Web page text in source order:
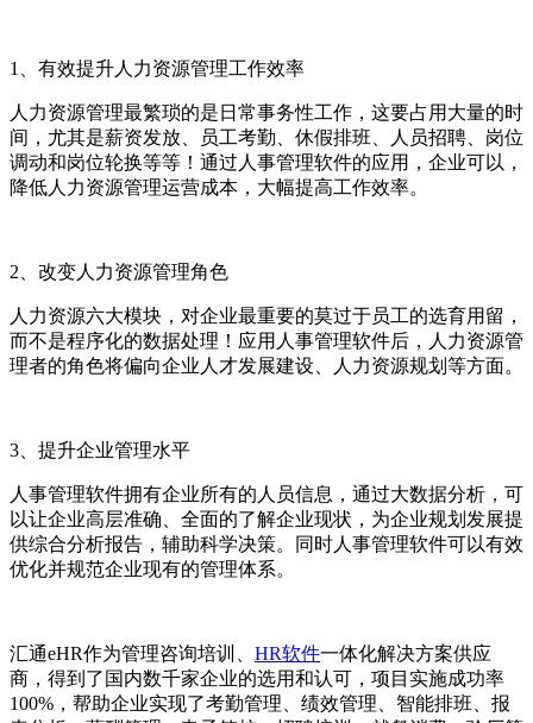
1、有效提升人力资源管理工作效率
人力资源管理最繁琐的是日常事务性工作，这要占用大量的时
间，尤其是薪资发放、员工考勤、休假排班、人员招聘、岗位
调动和岗位轮换等等！通过人事管理软件的应用，企业可以，
降低人力资源管理运营成本，大幅提高工作效率。
2 、改变人力资源管理角色
人力资源六大模块，对企业最重要的莫过于员工的选育用留，
而不是程序化的数据处理！应用人事管理软件后，人力资源管
理者的角色将偏向企业人才发展建设、人力资源规划等方面。
3 、提升企业管理水平
人事管理软件拥有企业所有的人员信息，通过大数据分析，可
以让企业高层准确、全面的了解企业现状，为企业规划发展提
供综合分析报告，辅助科学决策。同时人事管理软件可以有效
优化并规范企业现有的管理体系。
汇通eHR作为管理咨询培训、 HR软件一体化解决方案供应
商，得到了国内数千家企业的选用和认可，项目实施成功率
100% ，帮助企业实现了考勤管理、绩效管理、智能排班、报